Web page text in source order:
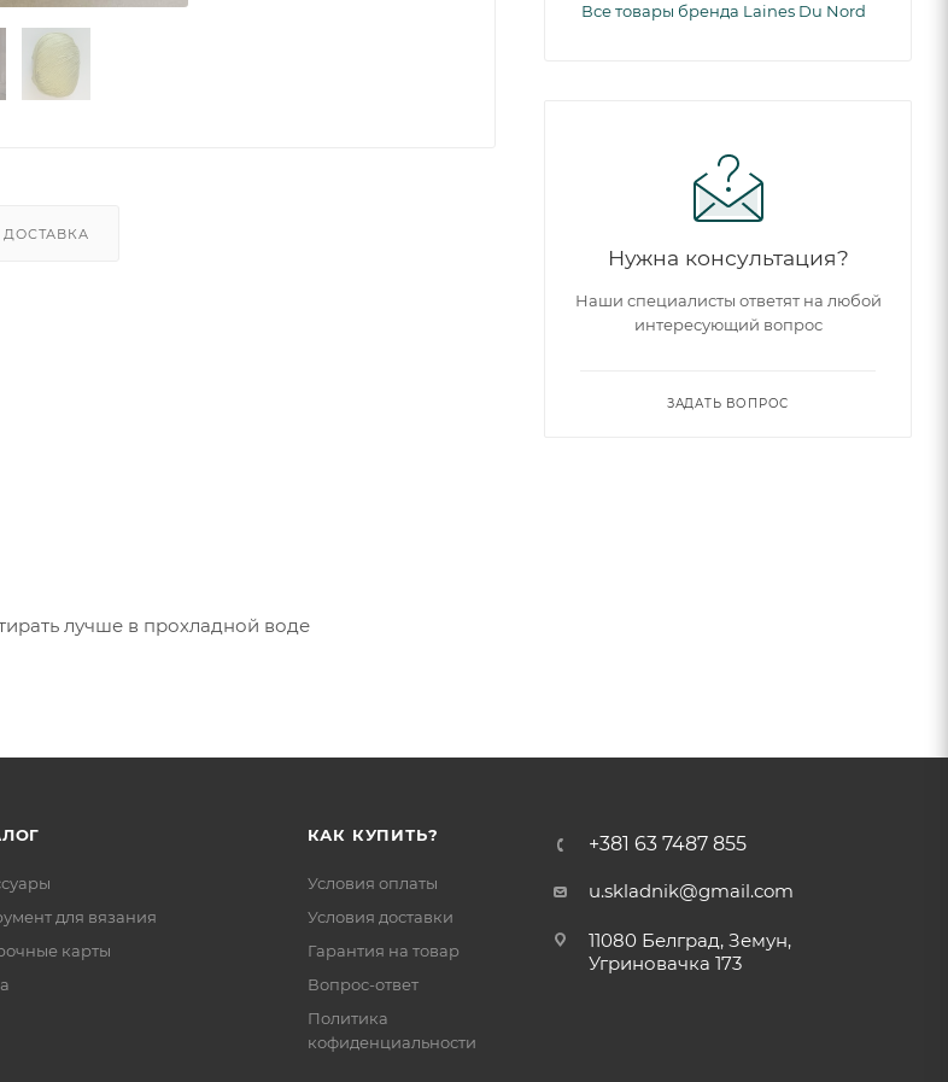
ДОСТАВКА
лучше в прохладной воде
Все товары бренда Laines Du Nord
Нужна консультация?
Наши специалисты ответят на любой
интересующий вопрос
ЗАДАТЬ ВОПРОС
для вязания
карты
КАК КУПИТЬ?
Условия оплаты
Условия доставки
Гарантия на товар
Вопрос-ответ
Политика
кофиденциальности
+381 63 7487 855
u.skladnik@gmail.com
11080 Белград, Земун,
Угриновачка 173